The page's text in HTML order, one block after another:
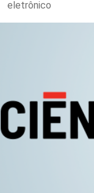
eletrônico